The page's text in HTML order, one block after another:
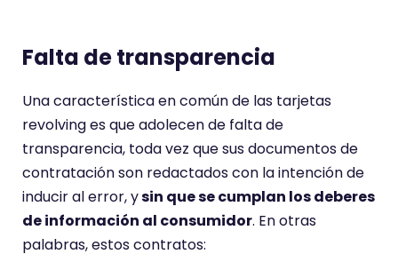
Falta de transparencia
Una característica en común de las tarjetas
revolving es que adolecen de falta de
transparencia, toda vez que sus documentos de
contratación son redactados con la intención de
inducir al error, ysin que se cumplan los deberes
de información al consumidor. En otras
palabras, estos contratos: